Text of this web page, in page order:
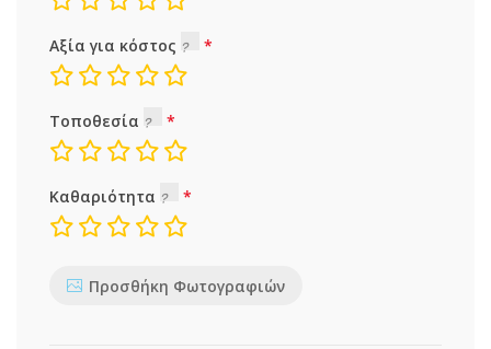
Αξία για κόστος
Τοποθεσία
Καθαριότητα
Προσθήκη Φωτογραφιών